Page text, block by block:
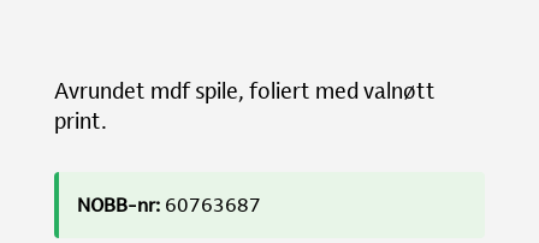
Avrundet mdf spile, foliert med valnøtt
print.
NOBB-nr:60763687